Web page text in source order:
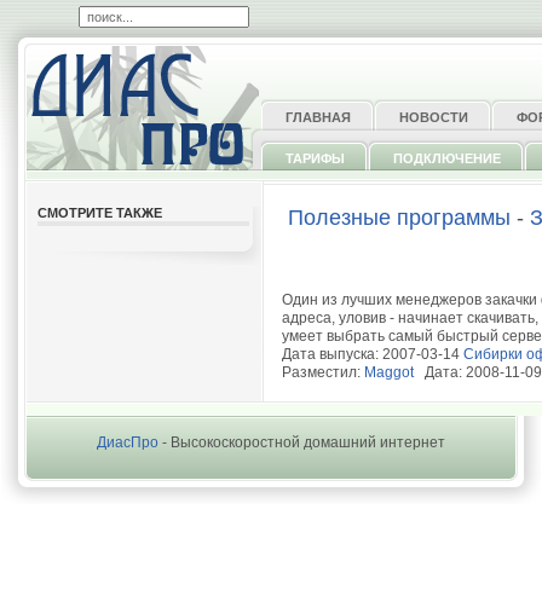
ГЛАВНАЯ НОВОСТИ
ТАРИФЫ ПОДКЛЮЧЕНИЕ
СМОТРИТЕ ТАКЖЕ Полезные программы -
Один из лучших менеджеров
адреса, уловив - начинает
умеет выбрать самый быстрый
Дата выпуска: 2007-03-14 Сибирки
Разместил: MaggotДата: 2008-11-
ДиасПро - Высокоскоростной домашний интернет